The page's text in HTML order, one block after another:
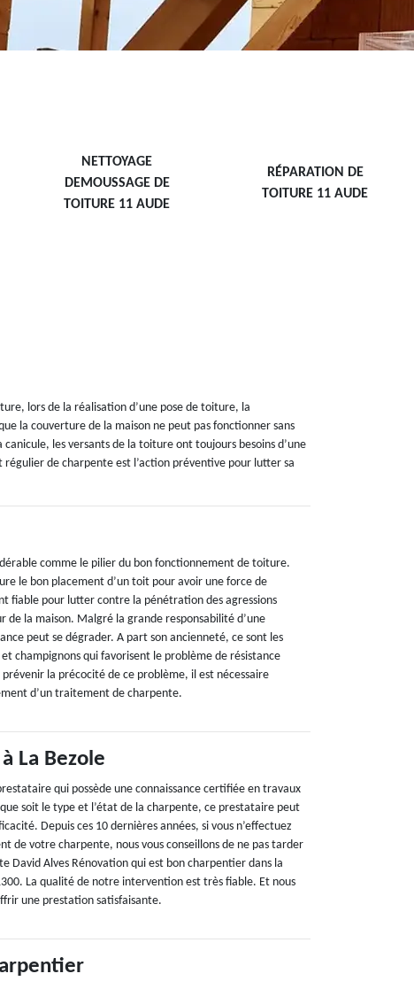
NETTOYAGE
DEMOUSSAGE DE
TOITURE 11 AUDE
RÉPARATION DE
TOITURE 11 AUDE
lors de la réalisation d’une pose de toiture, la
la couverture de la maison ne peut pas fonctionner sans
les versants de la toiture ont toujours besoins d’une
de charpente est l’action préventive pour lutter sa
comme le pilier du bon fonctionnement de toiture.
le bon placement d’un toit pour avoir une force de
fiable pour lutter contre la pénétration des agressions
de la maison. Malgré la grande responsabilité d’une
peut se dégrader. A part son ancienneté, ce sont les
champignons qui favorisent le problème de résistance
la précocité de ce problème, il est nécessaire
d’un traitement de charpente.
La Bezole
qui possède une connaissance certifiée en travaux
soit le type et l’état de la charpente, ce prestataire peut
Depuis ces 10 dernières années, si vous n’effectuez
de votre charpente, nous vous conseillons de ne pas tarder
David Alves Rénovation qui est bon charpentier dans la
La qualité de notre intervention est très fiable. Et nous
une prestation satisfaisante.